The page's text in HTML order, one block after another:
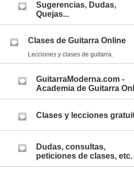
Sugerencias, Dudas,
Quejas...
Clases de Guitarra Online
Lecciones y clases de guitarra.
GuitarraModerna.com -
Academia de Guitarra
Clases y lecciones
Dudas, consultas,
peticiones de clases, etc.